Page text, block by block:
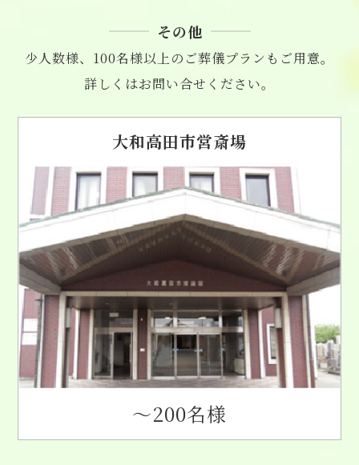
その他
少人数様、100名様以上のご葬儀プランもご用意。
詳しくはお問い合せください。
大和高田市営斎場
〜200名様